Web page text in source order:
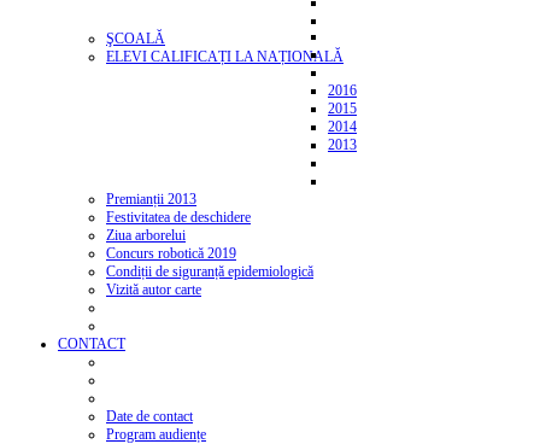
ŞCOALĂ
ELEVI CALIFICAȚI LA NAȚIONALĂ
2016
2015
2014
2013
Premianții 2013
Festivitatea de deschidere
Ziua arborelui
Concurs robotică 2019
Condiții de siguranță epidemiologică
Vizită autor carte
CONTACT
Date de contact
Program audiențe